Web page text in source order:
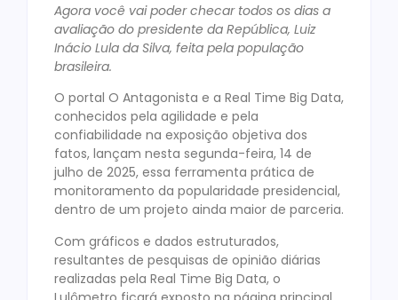
Agora você vai poder checar todos os dias a
avaliação do presidente da República, Luiz
Inácio Lula da Silva, feita pela população
brasileira.
O portal O Antagonista e a Real Time Big Data,
conhecidos pela agilidade e pela
confiabilidade na exposição objetiva dos
fatos, lançam nesta segunda-feira, 14 de
julho de 2025, essa ferramenta prática de
monitoramento da popularidade presidencial,
dentro de um projeto ainda maior de parceria.
Com gráficos e dados estruturados,
resultantes de pesquisas de opinião diárias
realizadas pela Real Time Big Data, o